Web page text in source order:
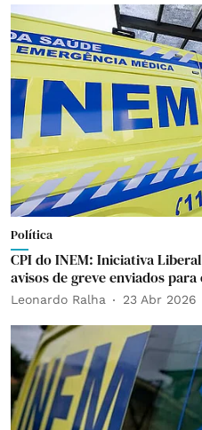
Política
CPI do INEM: Iniciativa
avisos de greve enviados
Leonardo Ralha 23 Abr 2026